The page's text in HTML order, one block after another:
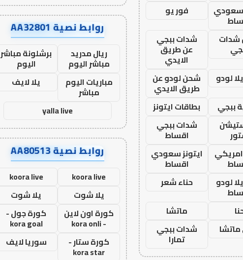
سعودي
فور يو
شدات ببجي
عن طريق
الايدي
لودو
شحن لودو عن
طريق الايدي
ببجي
بطاقات ايتونز
شدات ببجي
اقساط
امريكي
ايتونز سعودي
اقساط
لودو
حناء شعر
ماتشا
شدات ببجي
تمارا
روابط نصية AA32801
ريال مدريد
مباشر اليوم
برشلونة مباشر
اليوم
مباريات اليوم
مباشر
يلا لايف
yalla live
روابط نصية AA80513
koora live
koora live
يلا شوت
يلا شوت
كورة اون لاين
- kora onli
كورة جول -
kora goal
كورة ستار -
kora star
سوريا لايف